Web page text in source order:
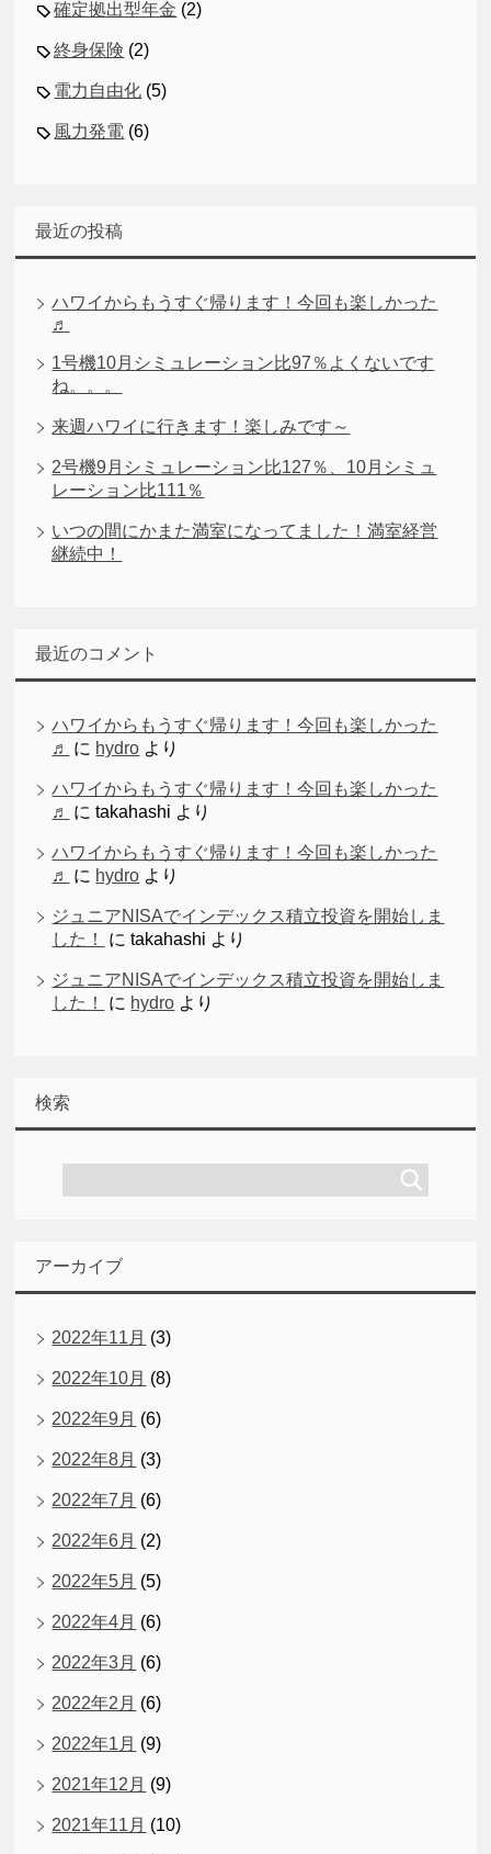
確定拠出型年金 (2)
終身保険 (2)
電力自由化 (5)
風力発電 (6)
最近の投稿
ハワイからもうすぐ帰ります！今回も楽しかった
♬
1号機10月シミュレーション比97％よくないです
ね。。。
来週ハワイに行きます！楽しみです～
2号機9月シミュレーション比127％、10月シミュ
レーション比111％
いつの間にかまた満室になってました！満室経営
継続中！
最近のコメント
ハワイからもうすぐ帰ります！今回も楽しかった
♬
に hydro より
ハワイからもうすぐ帰ります！今回も楽しかった
♬
にtakahashi より
ハワイからもうすぐ帰ります！今回も楽しかった
♬
に hydro より
ジュニアNISAでインデックス積立投資を開始しま
した！
にtakahashi より
ジュニアNISAでインデックス積立投資を開始しま
した！
に hydro より
検索
アーカイブ
2022年11月 (3)
2022年10月 (8)
2022年9月 (6)
2022年8月 (3)
2022年7月 (6)
2022年6月 (2)
2022年5月 (5)
2022年4月 (6)
2022年3月 (6)
2022年2月 (6)
2022年1月 (9)
2021年12月 (9)
2021年11月 (10)